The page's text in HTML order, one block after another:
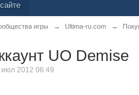
игры → Ultima-ru.com →
UO Demise
июл 2012 06:49